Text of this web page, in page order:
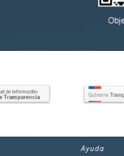
Ayuda